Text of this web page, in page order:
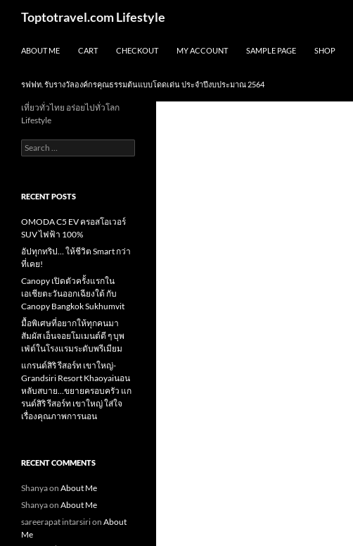
Toptotravel.com Lifestyle
ABOUT ME CART CHECKOUT MY ACCOUNT SAMPLE PAGE SHOP
รฟฟท. รับรางวัลองค์กรคุณธรรมต้นแบบโดดเด่น ประจำปีงบประมาณ 2564
เที่ยวทั่วไทย อร่อยไปทั่วโลก
Lifestyle
Search
for:
RECENT POSTS
OMODA C5 EV ครอสโอเวอร์
SUV ไฟฟ้า 100%
อัปทุกทริป… ให้ชีวิต Smart กว่า
ที่เคย!
Canopy เปิดตัวครั้งแรกใน
เอเชียตะวันออกเฉียงใต้ กับ
Canopy Bangkok Sukhumvit
มื้อพิเศษที่อยากให้ทุกคนมา
สัมผัส เอ็นจอยโมเมนต์ดี ๆ บุพ
เฟ่ต์ในโรงแรมระดับพรีเมียม
แกรนด์สิริ​ รีสอร์ท​ เขาใหญ่​-
Grandsiri​ Resort​ Khaoyaiนอน
หลับสบาย…ขยายครอบครัว แก
รนด์สิริ รีสอร์ท เขาใหญ่ ใส่ใจ
เรื่องคุณภาพการนอน
RECENT COMMENTS
Shanyaon About Me
Shanyaon About Me
sareerapat intarsirion About
Me